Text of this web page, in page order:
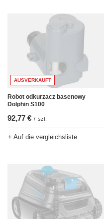
AUSVERKAUFT
Robot odkurzacz basenowy
Dolphin S100
92,77 € / szt.
+ Auf die vergleichsliste